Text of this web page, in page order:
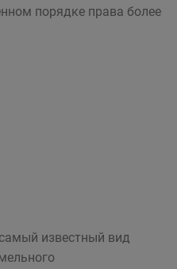
порядке права более
известный вид